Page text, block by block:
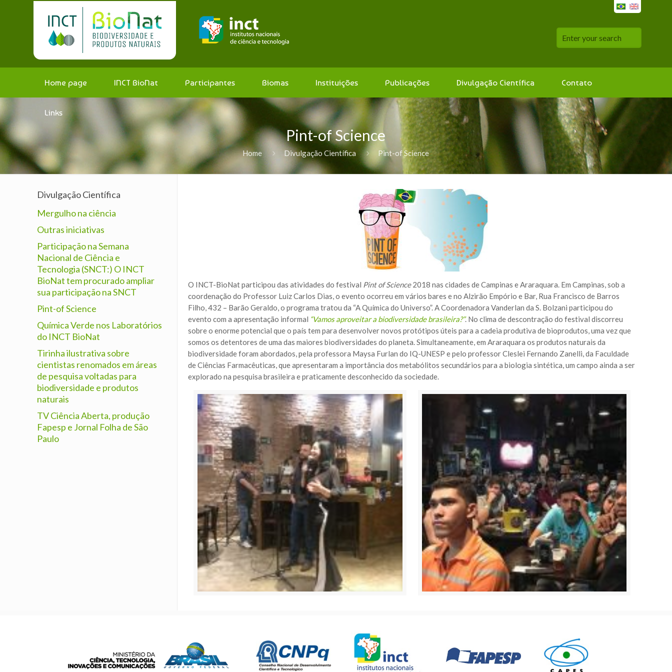
Home page INCT BioNat Participantes Biomas Instituições Publicações Divulgação Científica Contato
Links
Pint-of Science
Home Divulgação Científica Pint-of Science
O INCT-BioNat participou das atividades do festival Pint of Science2018 nas cidades de Campinas e Araraquara. Em Campinas, sob a
coordenação do Professor Luiz Carlos Dias, o evento ocorreu em vários bares e no Alzirão Empório e Bar, Rua Francisco de Barros
Filho, 432 – Barão Geraldo, o programa tratou da “A Química do Universo”. A Coordenadora Vanderlan da S. Bolzani participou do
evento com a apresentação informal “Vamos aproveitar a biodiversidade brasileira?”. No clima de descontração do festival discorreu
sobre o enorme potencial que o país tem para desenvolver novos protótipos úteis para a cadeia produtiva de bioprodutos, uma vez que
somos os detentores de uma das maiores biodiversidades do planeta. Simultaneamente, em Araraquara os produtos naturais da
biodiversidade foram abordados, pela professora Maysa Furlan do IQ-UNESP e pelo professor Cleslei Fernando Zanelli, da Faculdade
de Ciências Farmacêuticas, que apresentaram a importância dos metabólitos secundários para a biologia sintética, um campo ainda a ser
explorado na pesquisa brasileira e praticamente desconhecido da sociedade.
Divulgação Científica
Mergulho na ciência
Outras iniciativas
Participação na Semana
Nacional de Ciência e
Tecnologia (SNCT:) O INCT
BioNat tem procurado ampliar
sua participação na SNCT
Pint-of Science
Química Verde nos Laboratórios
do INCT BioNat
Tirinha ilustrativa sobre
cientistas renomados em áreas
de pesquisa voltadas para
biodiversidade e produtos
naturais
TV Ciência Aberta, produção
Fapesp e Jornal Folha de São
Paulo